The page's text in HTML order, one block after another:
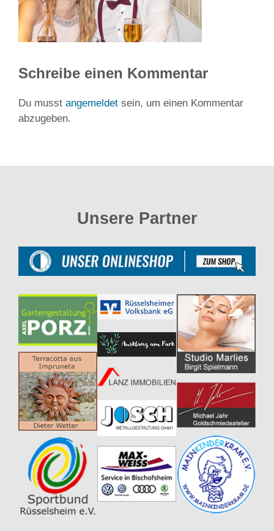
Schreibe einen Kommentar
Du musst angemeldet sein, um einen Kommentar
abzugeben.
Unsere Partner